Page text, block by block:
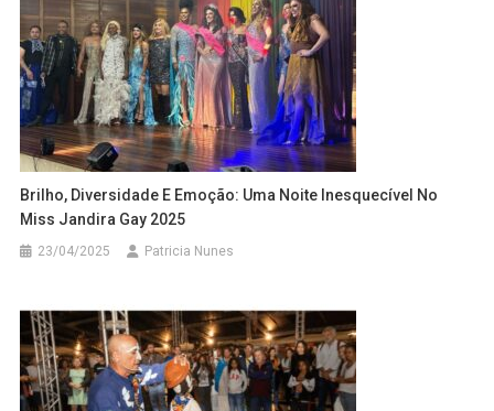
Brilho, Diversidade E Emoção: Uma Noite Inesquecível No
Miss Jandira Gay 2025
23/04/2025 Patricia Nunes